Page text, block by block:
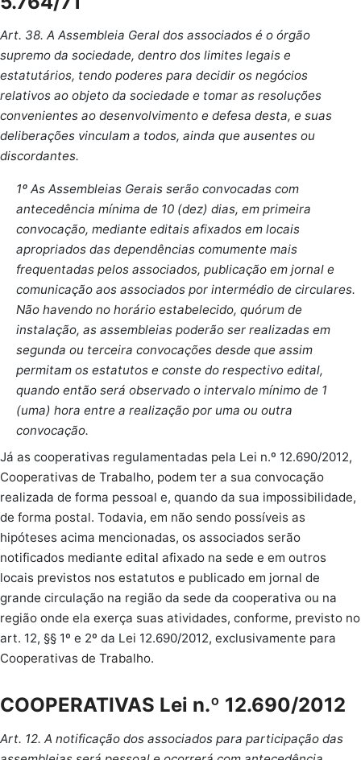
Art. 38. A Assembleia Geral dos associados é o órgão
supremo da sociedade, dentro dos limites legais e
estatutários, tendo poderes para decidir os negócios
relativos ao objeto da sociedade e tomar as resoluções
convenientes ao desenvolvimento e defesa desta, e suas
deliberações vinculam a todos, ainda que ausentes ou
discordantes.
1º As Assembleias Gerais serão convocadas com
antecedência mínima de 10 (dez) dias, em primeira
convocação, mediante editais afixados em locais
apropriados das dependências comumente mais
frequentadas pelos associados, publicação em jornal e
comunicação aos associados por intermédio de circulares.
Não havendo no horário estabelecido, quórum de
instalação, as assembleias poderão ser realizadas em
segunda ou terceira convocações desde que assim
permitam os estatutos e conste do respectivo edital,
quando então será observado o intervalo mínimo de 1
(uma) hora entre a realização por uma ou outra
convocação.
Já as cooperativas regulamentadas pela Lei n.º 12.690/2012,
Cooperativas de Trabalho, podem ter a sua convocação
realizada de forma pessoal e, quando da sua impossibilidade,
de forma postal. Todavia, em não sendo possíveis as
hipóteses acima mencionadas, os associados serão
notificados mediante edital afixado na sede e em outros
locais previstos nos estatutos e publicado em jornal de
grande circulação na região da sede da cooperativa ou na
região onde ela exerça suas atividades, conforme, previsto no
art. 12, §§ 1º e 2º da Lei 12.690/2012, exclusivamente para
Cooperativas de Trabalho.
COOPERATIVAS Lei n.º 12.690/2012
Art. 12. A notificação dos associados para participação das